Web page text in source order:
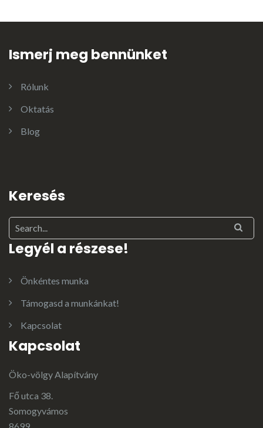
Ismerj meg bennünket
Rólunk
Oktatás
Blog
Keresés
Legyél a részese!
Önkéntes munka
Támogasd a munkánkat!
Kapcsolat
Kapcsolat
Öko-völgy Alapítvány
Fő utca 38.
Somogyvámos